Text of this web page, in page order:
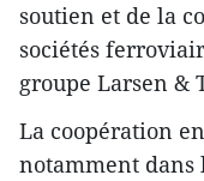
soutien et de la
sociétés
groupe Larsen &
La coopération
notamment dans